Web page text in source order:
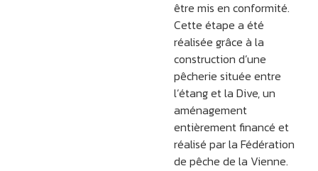
être mis en conformité.
Cette étape a été
réalisée grâce à la
construction d’une
pêcherie située entre
l’étang et la Dive, un
aménagement
entièrement financé et
réalisé par la Fédération
de pêche de la Vienne.